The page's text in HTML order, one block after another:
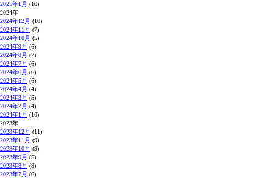
2025年1月 (10)
2024年
2024年12月 (10)
2024年11月 (7)
2024年10月 (5)
2024年9月 (6)
2024年8月 (7)
2024年7月 (6)
2024年6月 (6)
2024年5月 (6)
2024年4月 (4)
2024年3月 (5)
2024年2月 (4)
2024年1月 (10)
2023年
2023年12月 (11)
2023年11月 (9)
2023年10月 (9)
2023年9月 (5)
2023年8月 (8)
2023年7月 (6)